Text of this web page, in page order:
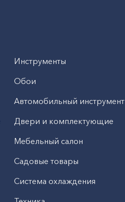
Инструменты
Обои
Автомобильный инструмент
Двери и комплектующие
Мебельный салон
Садовые товары
Система охлаждения